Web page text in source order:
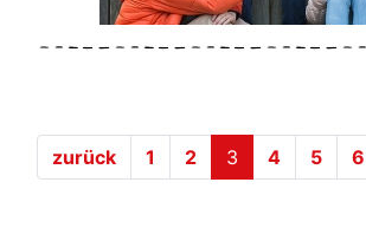
zurück 1 2 3 (current)
4 5 6